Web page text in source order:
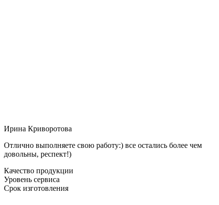
Ирина Криворотова
Отлично выполняете свою работу:) все остались более чем
довольны, респект!)
Качество продукции
Уровень сервиса
Срок изготовления